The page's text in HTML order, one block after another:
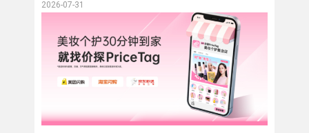
2026-07-31